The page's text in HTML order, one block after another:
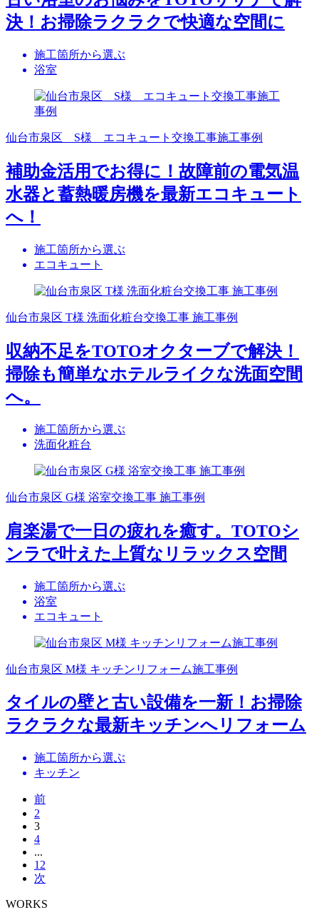
決！お掃除ラクラクで快適な空間に
施工箇所から選ぶ
浴室
仙台市泉区 S様 エコキュート交換工事施工事例
補助金活用でお得に！故障前の電気温
水器と蓄熱暖房機を最新エコキュート
へ！
施工箇所から選ぶ
エコキュート
仙台市泉区 T様 洗面化粧台交換工事 施工事例
収納不足をTOTOオクターブで解決！
掃除も簡単なホテルライクな洗面空間
へ。
施工箇所から選ぶ
洗面化粧台
仙台市泉区 G様 浴室交換工事 施工事例
肩楽湯で一日の疲れを癒す。TOTOシ
ンラで叶えた上質なリラックス空間
施工箇所から選ぶ
浴室
エコキュート
仙台市泉区 M様 キッチンリフォーム施工事例
タイルの壁と古い設備を一新！お掃除
ラクラクな最新キッチンへリフォーム
施工箇所から選ぶ
キッチン
前
2
3
4
...
12
次
WORKS